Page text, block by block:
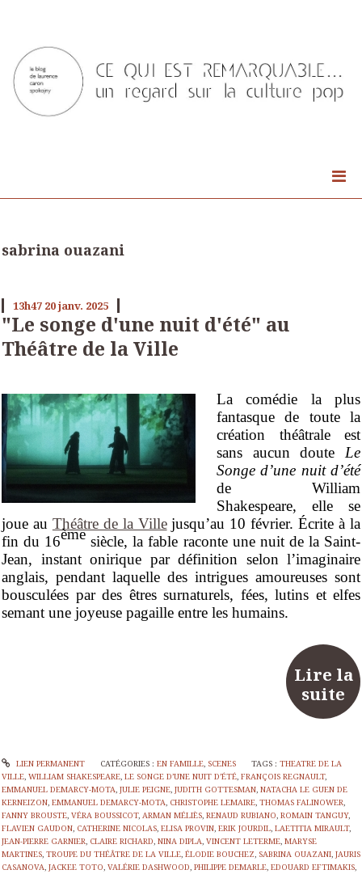
sabrina ouazani
13h47 20janv. 2025
"Le songe d'une nuit d'été" au
Théâtre de la Ville
La comédie la plus
fantasque de toute la
création théâtrale est
sans aucun doute Le
Songe d’une nuit d’été
de William
Shakespeare, elle se
joue au Théâtre de la Villejusqu’au 10 février. Écrite à la
fin du 16ème siècle, la fable raconte une nuit de la Saint-
Jean, instant onirique par définition selon l’imaginaire
anglais, pendant laquelle des intrigues amoureuses sont
bousculées par des êtres surnaturels, fées, lutins et elfes
semant une joyeuse pagaille entre les humains.
Lire la
suite
LIEN PERMANENT CATÉGORIES : EN FAMILLE, SCENES TAGS :THEATRE DE LA
VILLE, WILLIAM SHAKESPEARE, LE SONGE D’UNE NUIT D’ÉTÉ, FRANÇOIS REGNAULT,
EMMANUEL DEMARCY-MOTA, JULIE PEIGNE, JUDITH GOTTESMAN, NATACHA LE GUEN DE
KERNEIZON, EMMANUEL DEMARCY-MOTA, CHRISTOPHE LEMAIRE, THOMAS FALINOWER,
FANNY BROUSTE, VÉRA BOUSSICOT, ARMAN MÉLIÈS, RENAUD RUBIANO, ROMAIN TANGUY,
FLAVIEN GAUDON, CATHERINE NICOLAS, ELISA PROVIN, ERIK JOURDIL, LAETITIA MIRAULT,
JEAN-PIERRE GARNIER, CLAIRE RICHARD, NINA DIPLA, VINCENT LETERME, MARYSE
MARTINES, TROUPE DU THÉÂTRE DE LA VILLE, ÉLODIE BOUCHEZ, SABRINA OUAZANI, JAURIS
CASANOVA, JACKEE TOTO, VALÉRIE DASHWOOD, PHILIPPE DEMARLE, EDOUARD EFTIMAKIS,